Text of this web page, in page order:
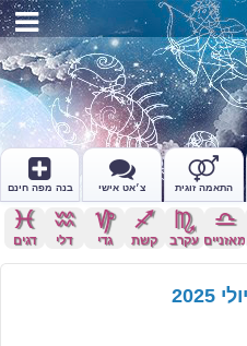
התאמה זוגית צ׳אט אישי בנה מפה חינם
j
מאזניים
k
עקרב
l
קשת
z
גדי
x
דלי
c
דגים